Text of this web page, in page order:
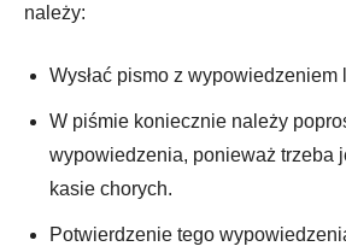
należy:
Wysłać pismo z wypowiedzeniem
W piśmie koniecznie należy
wypowiedzenia, ponieważ trzeba
kasie chorych.
Potwierdzenie tego